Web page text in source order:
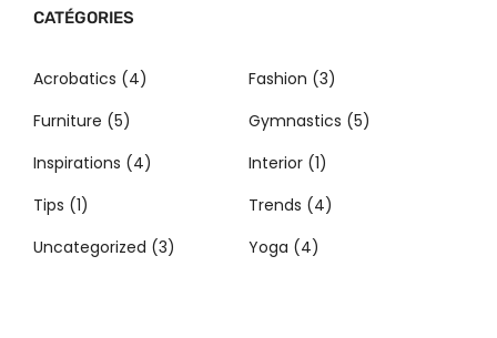
CATÉGORIES
Acrobatics (4) Fashion (3)
Furniture (5) Gymnastics (5)
Inspirations (4) Interior (1)
Tips (1) Trends (4)
Uncategorized (3) Yoga (4)